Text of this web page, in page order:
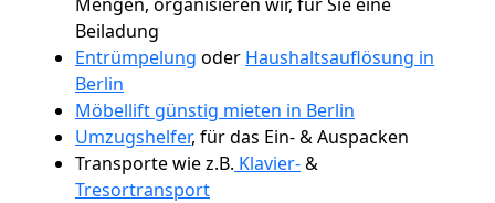
Beiladung
Entrümpelung oder Haushaltsauflösung in
Berlin
Möbellift günstig mieten in Berlin
Umzugshelfer, für das Ein- & Auspacken
Transporte wie z.B. Klavier-&
Tresortransport